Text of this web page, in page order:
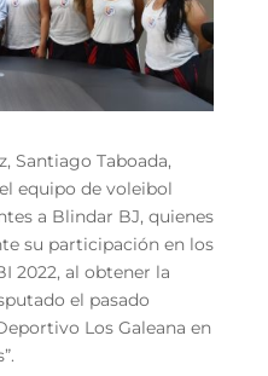
Santiago Taboada,
equipo de voleibol
a Blindar BJ, quienes
su participación en los
2022, al obtener la
el pasado
Los Galeana en